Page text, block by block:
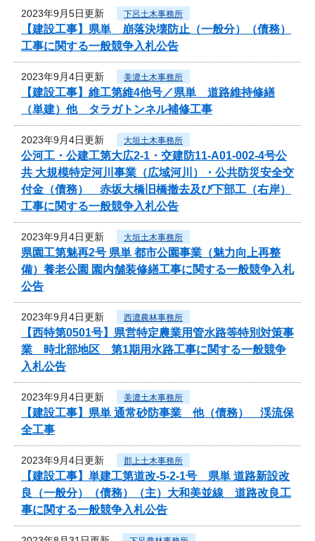
2023年9月5日更新 下呂土木事務所
【建設工事】県単 崩落決壊防止（一般分）（債務）
工事に関する一般競争入札公告
2023年9月4日更新 美濃土木事務所
【建設工事】維工第維4他号／県単 道路維持修繕
（単建）他 タラガトンネル補修工事
2023年9月4日更新 大垣土木事務所
公河工・公建工第大広2-1・交建防11-A01-002-4号公
共 大規模特定河川事業（広域河川）・公共防災安全交
付金（債務） 赤坂大橋旧橋撤去及び下部工（右岸）
工事に関する一般競争入札公告
2023年9月4日更新 大垣土木事務所
県園工第魅再2号 県単 都市公園事業（魅力向上再整
備）養老公園 園内舗装修繕工事に関する一般競争入札
公告
2023年9月4日更新 西濃農林事務所
【西特第0501号】県営特定農業用管水路等特別対策事
業 時北部地区 第1期用水路工事に関する一般競争
入札公告
2023年9月4日更新 美濃土木事務所
【建設工事】県単 通常砂防事業 他（債務） 渓流保
全工事
2023年9月4日更新 郡上土木事務所
【建設工事】単建工第道改-5-2-1号 県単 道路新設改
良（一般分）（債務）（主）大和美並線 道路改良工
事に関する一般競争入札公告